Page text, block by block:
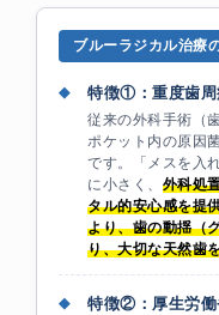
ブルーラジカル治療
◆ 特徴①：重度歯周
従来の外科手術（
ポケット内の原因
です。「メスを入
に小さく、 外科処
タル的安心感を提
より、歯の動揺（
り、大切な天然歯
◆
特徴②：厚生労働